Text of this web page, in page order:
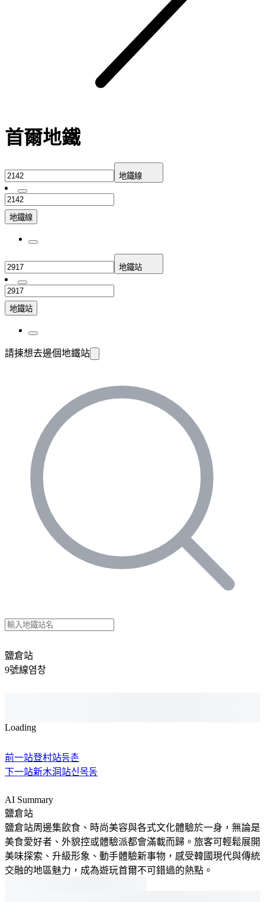
首爾地鐵
地鐵線
地鐵線
地鐵站
地鐵站
請揀想去邊個地鐵站
鹽倉站
9號線염창
Loading
前一站登村站등촌
下一站新木洞站신목동
AI Summary
鹽倉站
鹽倉站周邊集飲食、時尚美容與各式文化體驗於一身，無論是
美食愛好者、外貌控或體驗派都會滿載而歸。旅客可輕鬆展開
美味探索、升級形象、動手體驗新事物，感受韓國現代與傳統
交融的地區魅力，成為遊玩首爾不可錯過的熱點。